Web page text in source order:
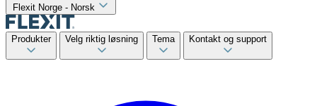
Flexit Norge - Norsk
Produkter Velg riktig løsning Tema Kontakt og support